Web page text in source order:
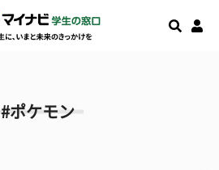
#ポケモン